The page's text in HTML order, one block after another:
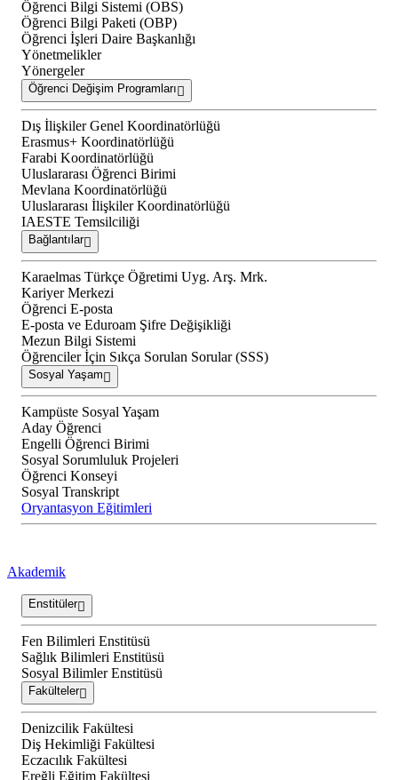
Öğrenci Bilgi Sistemi (OBS)
Öğrenci Bilgi Paketi (OBP)
Öğrenci İşleri Daire Başkanlığı
Yönetmelikler
Yönergeler
Öğrenci Değişim Programları
Dış İlişkiler Genel Koordinatörlüğü
Erasmus+ Koordinatörlüğü
Farabi Koordinatörlüğü
Uluslararası Öğrenci Birimi
Mevlana Koordinatörlüğü
Uluslararası İlişkiler Koordinatörlüğü
IAESTE Temsilciliği
Bağlantılar
Karaelmas Türkçe Öğretimi Uyg. Arş. Mrk.
Kariyer Merkezi
Öğrenci E-posta
E-posta ve Eduroam Şifre Değişikliği
Mezun Bilgi Sistemi
Öğrenciler İçin Sıkça Sorulan Sorular (SSS)
Sosyal Yaşam
Kampüste Sosyal Yaşam
Aday Öğrenci
Engelli Öğrenci Birimi
Sosyal Sorumluluk Projeleri
Öğrenci Konseyi
Sosyal Transkript
Oryantasyon Eğitimleri
Akademik
Enstitüler
Fen Bilimleri Enstitüsü
Sağlık Bilimleri Enstitüsü
Sosyal Bilimler Enstitüsü
Fakülteler
Denizcilik Fakültesi
Diş Hekimliği Fakültesi
Eczacılık Fakültesi
Ereğli Eğitim Fakültesi